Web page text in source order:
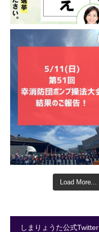
Load More...
しまりょうた公式Twitter